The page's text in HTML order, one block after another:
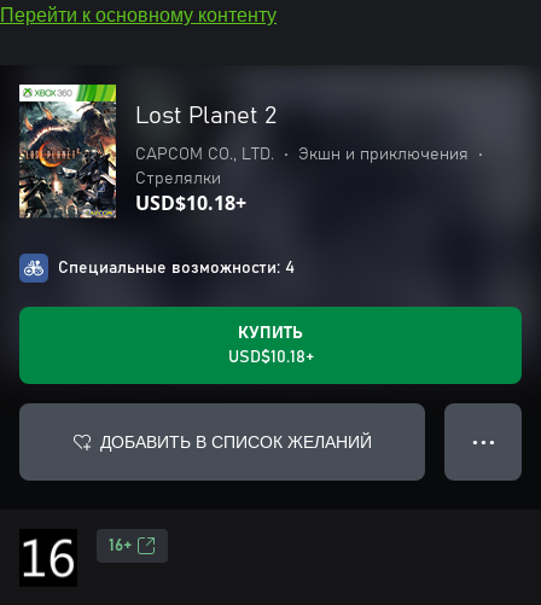
Перейти к основному контенту
Lost Planet 2
CAPCOM CO., LTD. • Экшн и приключения
•
Стрелялки
USD$10.18+
Специальные возможности: 4
КУПИТЬ
USD$10.18+
ДОБАВИТЬ В СПИСОК ЖЕЛАНИЙ ● ● ●
16+